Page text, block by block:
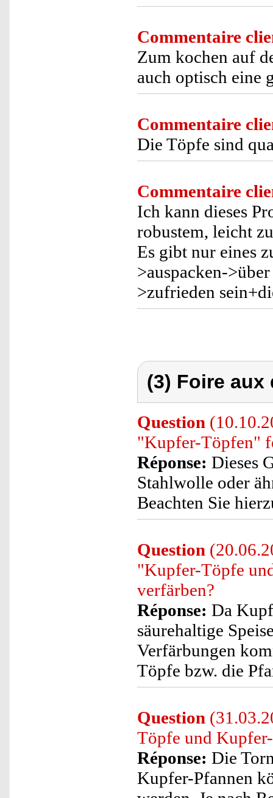
Commentaire
Zum kochen auf
auch optisch eine
Commentaire
Die Töpfe sind
Commentaire
Ich kann dieses
robustem, leicht
Es gibt nur eines
>auspacken-
>zufrieden
(3) Foire
Question
"Kupfer-Töpfen"
Réponse: Dieses
Stahlwolle oder
Beachten Sie
Question
"Kupfer-Töpfe
verfärben?
Réponse: Da
säurehaltige
Verfärbungen
Töpfe bzw. die
Question
Töpfe und
Réponse: Die
Kupfer-Pfannen